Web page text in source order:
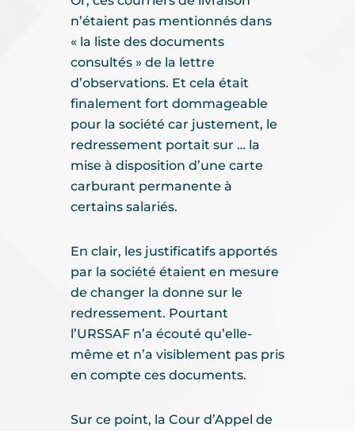
n’étaient pas mentionnés dans
« la liste des documents
consultés » de la lettre
d’observations. Et cela était
finalement fort dommageable
pour la société car justement, le
redressement portait sur … la
mise à disposition d’une carte
carburant permanente à
certains salariés.
En clair, les justificatifs apportés
par la société étaient en mesure
de changer la donne sur le
redressement. Pourtant
l’URSSAF n’a écouté qu’elle-
même et n’a visiblement pas pris
en compte ces documents.
Sur ce point, la Cour d’Appel de